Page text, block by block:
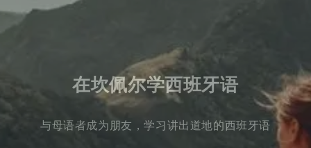
在坎佩尔学西班牙语
与母语者成为朋友，学习讲出道地的西班牙语